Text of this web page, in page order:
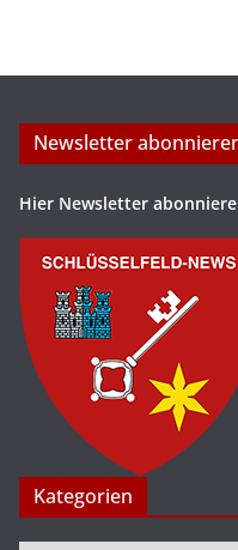
Newsletter
Hier Newsletter
Kategorien